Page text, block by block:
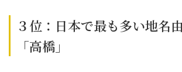
３位：日本で最も多い地名
「高橋」